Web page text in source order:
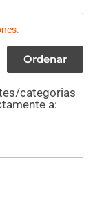
.
Ordenar
categorias
a: